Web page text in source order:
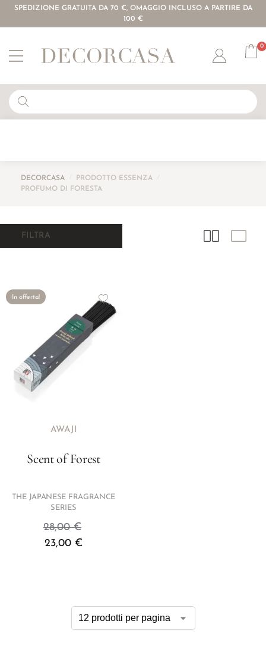
SPEDIZIONE GRATUITA DA 70 €, OMAGGIO INCLUSO A PARTIRE DA
100 €
Account
0
DECORCASA PRODOTTO ESSENZA
PROFUMO DI FORESTA
FILTRA
In offerta!
AWAJI
Scent of Forest
THE JAPANESE FRAGRANCE
SERIES
28,00€
23,00 €